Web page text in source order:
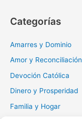
a
r
Categorías
Amarres y Dominio
Amor y Reconciliación
Devoción Católica
Dinero y Prosperidad
Familia y Hogar